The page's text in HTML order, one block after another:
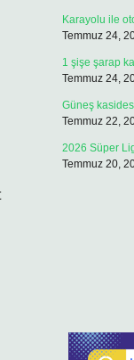
Karayolu ile
Temmuz 24,
1 şişe şarap
Temmuz 24,
Güneş
Temmuz 22,
2026 Süper
Temmuz 20,